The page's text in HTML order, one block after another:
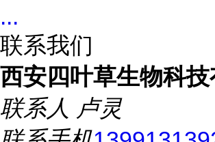
...
联系我们
西安四叶草生物科技
联系人 卢灵